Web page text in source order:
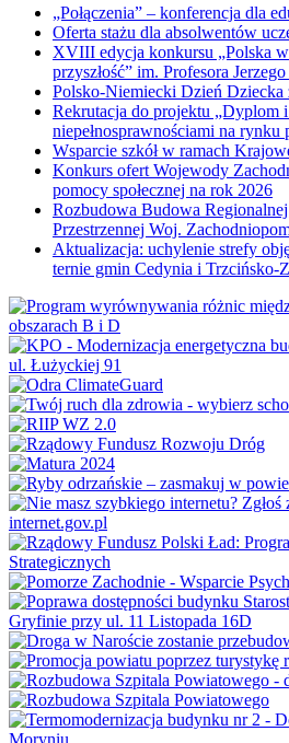
„Połączenia” – konferencja dla
Oferta stażu dla absolwentów
XVIII edycja konkursu „Polska
przyszłość” im. Profesora
Polsko-Niemiecki Dzień
Rekrutacja do projektu „Dyplom
niepełnosprawnościami na rynku
Wsparcie szkół w ramach
Konkurs ofert Wojewody
pomocy społecznej na rok 2026
Rozbudowa Budowa
Przestrzennej Woj.
Aktualizacja: uchylenie strefy
ternie gmin Cedynia i Trzcińsko-